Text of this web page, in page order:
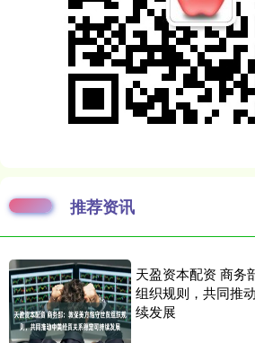
推荐资讯
天盈资本配资 商务
组织规则，共同推
续发展